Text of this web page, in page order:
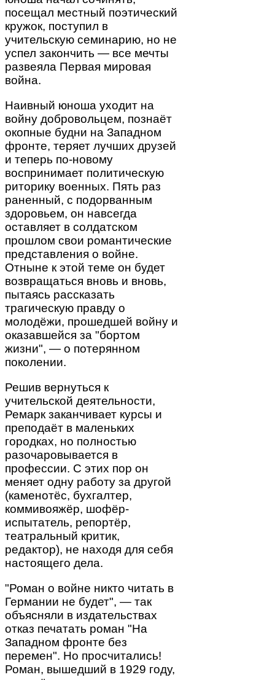
посещал местный поэтический
кружок, поступил в
учительскую семинарию, но не
успел закончить — все мечты
развеяла Первая мировая
война.
Наивный юноша уходит на
войну добровольцем, познаёт
окопные будни на Западном
фронте, теряет лучших друзей
и теперь по-новому
воспринимает политическую
риторику военных. Пять раз
раненный, с подорванным
здоровьем, он навсегда
оставляет в солдатском
прошлом свои романтические
представления о войне.
Отныне к этой теме он будет
возвращаться вновь и вновь,
пытаясь рассказать
трагическую правду о
молодёжи, прошедшей войну и
оказавшейся за "бортом
жизни", — о потерянном
поколении.
Решив вернуться к
учительской деятельности,
Ремарк заканчивает курсы и
преподаёт в маленьких
городках, но полностью
разочаровывается в
профессии. С этих пор он
меняет одну работу за другой
(каменотёс, бухгалтер,
коммивояжёр, шофёр-
испытатель, репортёр,
театральный критик,
редактор), не находя для себя
настоящего дела.
"Роман о войне никто читать в
Германии не будет", — так
объясняли в издательствах
отказ печатать роман "На
Западном фронте без
перемен". Но просчитались!
Роман, вышедший в 1929 году,